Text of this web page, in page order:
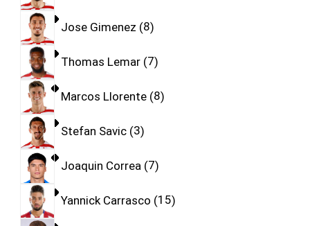
Jose Gimenez 8
Thomas Lemar 7
Marcos Llorente 8
Stefan Savic 3
Joaquin Correa 7
Yannick Carrasco 15